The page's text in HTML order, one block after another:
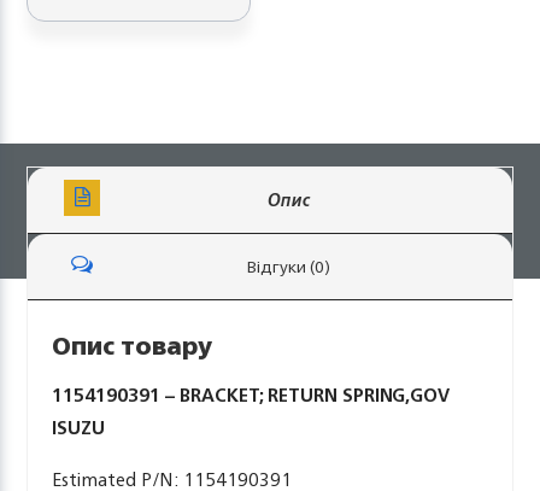
Опис
Відгуки (0)
Опис товару
1154190391 – BRACKET; RETURN SPRING,GOV
ISUZU
Estimated P/N: 1154190391